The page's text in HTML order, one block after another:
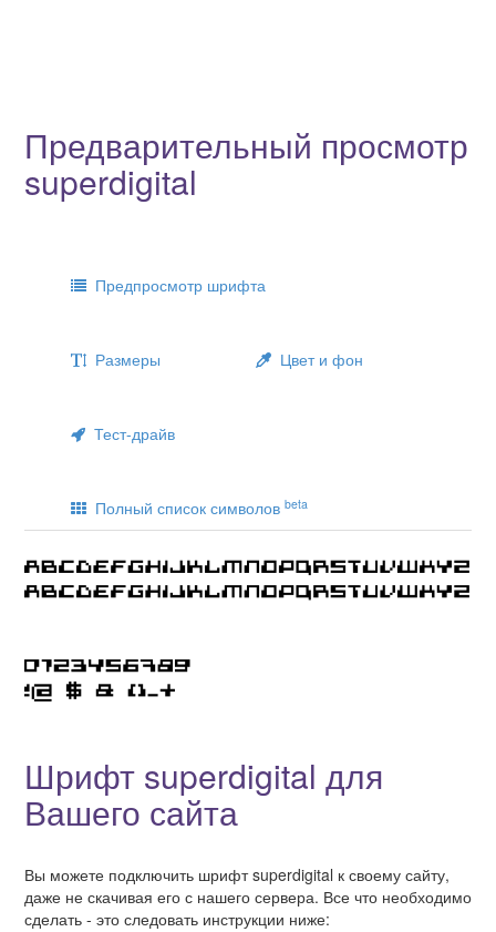
Предварительный просмотр
superdigital
Предпросмотр шрифта
Размеры Цвет и фон
Тест-драйв
Полный список символов beta
Шрифт superdigital для
Вашего сайта
Вы можете подключить шрифт superdigital к своему сайту,
даже не скачивая его с нашего сервера. Все что необходимо
сделать - это следовать инструкции ниже: